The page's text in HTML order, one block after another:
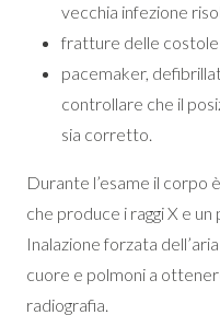
vecchia infezione
fratture delle
pacemaker,
controllare che il
sia corretto.
Durante l’esame il corpo
che produce i raggi X e
Inalazione forzata
cuore e polmoni a
radiografia.